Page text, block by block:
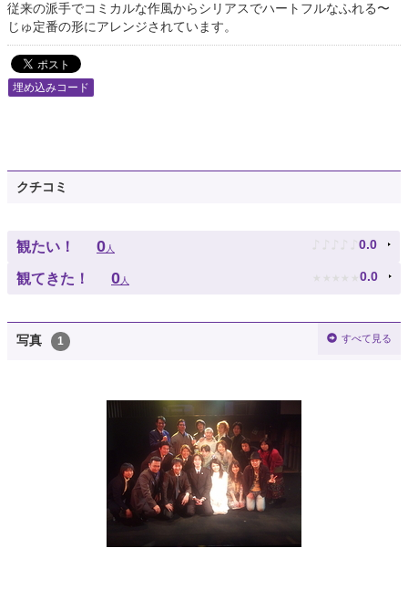
従来の派手でコミカルな作風からシリアスでハートフルなふれる〜
じゅ定番の形にアレンジされています。
埋め込みコード
クチコミ
観たい！ 0人 ♪ ♪ ♪ ♪ ♪ 0.0
観てきた！ 0人 ★ ★ ★ ★ ★ 0.0
写真 1 すべて見る